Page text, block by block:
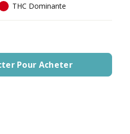
THC Dominante
Pour Acheter